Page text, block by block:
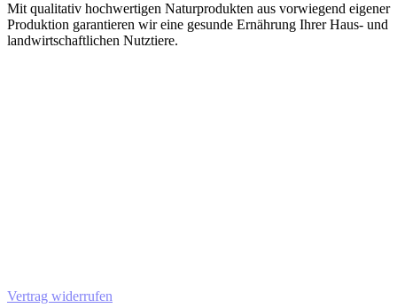
Mit qualitativ hochwertigen Naturprodukten aus vorwiegend eigener
Produktion garantieren wir eine gesunde Ernährung Ihrer Haus- und
landwirtschaftlichen Nutztiere.
Vertrag widerrufen